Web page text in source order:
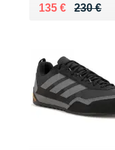
230 €
Au lieu de 230 €
135 €
Vendu 135 €